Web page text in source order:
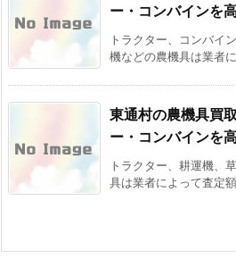
ー・コンバインを
トラクター、コンバイ
機などの農機具は業者
東通村の農機具買
ー・コンバインを
トラクター、耕運機、
具は業者によって査定